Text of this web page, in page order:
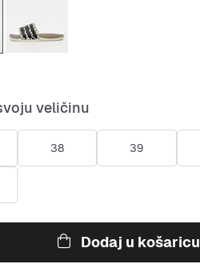
veličinu
38 39
Dodaj u košaricu